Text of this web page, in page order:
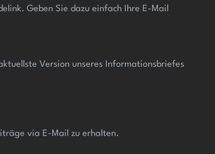
Geben Sie dazu einfach Ihre E-Mail
Version unseres Informationsbriefes
via E-Mail zu erhalten.